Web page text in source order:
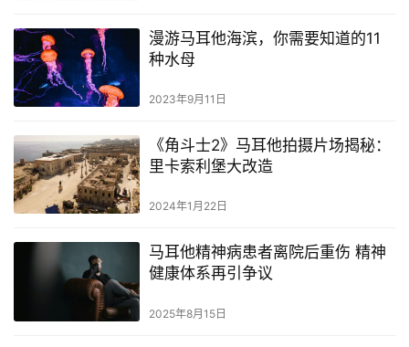
漫游马耳他海滨，你需要知道的11
种水母
2023年9月11日
《角斗士2》马耳他拍摄片场揭秘：
里卡索利堡大改造
2024年1月22日
马耳他精神病患者离院后重伤 精神
健康体系再引争议
2025年8月15日